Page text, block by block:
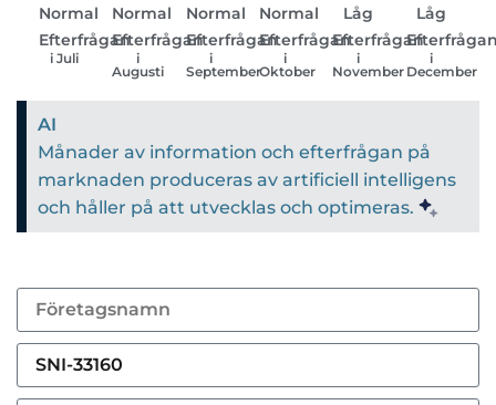
Normal
Efterfrågan
i Juli
Normal
Efterfrågan
i
Augusti
Normal
Efterfrågan
i
September
Normal
Efterfrågan
i
Oktober
Låg
Efterfrågan
i
November
Låg
i
December
AI
Månader av information och efterfrågan på
marknaden produceras av artificiell intelligens
och håller på att utvecklas och optimeras.